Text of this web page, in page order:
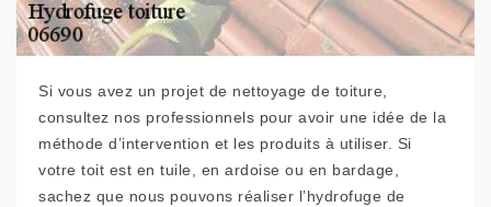
Si vous avez un projet de nettoyage de toiture,
consultez nos professionnels pour avoir une idée de la
méthode d’intervention et les produits à utiliser. Si
votre toit est en tuile, en ardoise ou en bardage,
sachez que nous pouvons réaliser l’hydrofuge de